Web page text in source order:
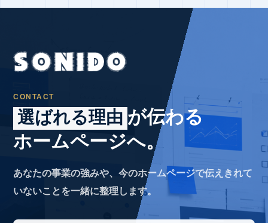
CONTACT
選ばれる理由 が伝わる
ホームページへ。
あなたの事業の強みや、今のホームページで伝えきれて
いないことを一緒に整理します。